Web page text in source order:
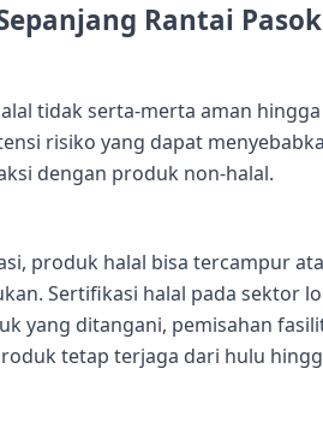
Rantai Pasok
tidak serta-merta aman
risiko yang dapat
dengan produk non-halal.
produk halal bisa tercampur
Sertifikasi halal pada sektor
yang ditangani, pemisahan
tetap terjaga dari hulu